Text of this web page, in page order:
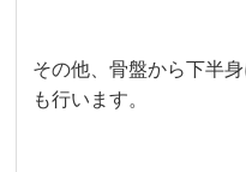
その他、骨盤から下半
も行います。